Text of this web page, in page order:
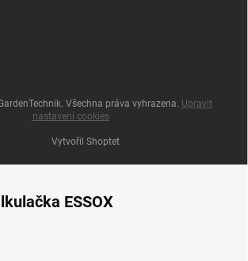
Vytvořil Shoptet
. Všechna práva vyhrazena. Upravit
nastavení cookies
ESSOX